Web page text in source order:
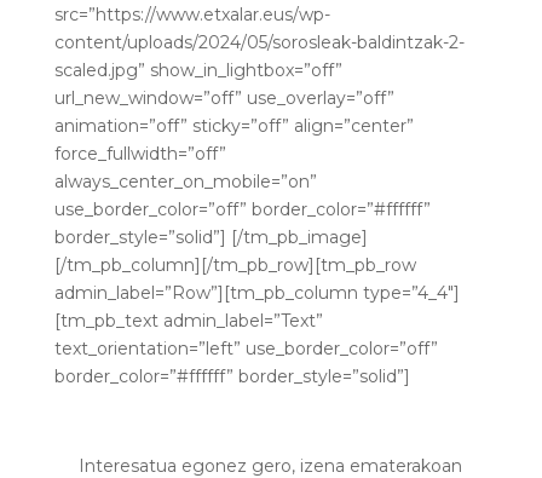
src=”https://www.etxalar.eus/wp-
content/uploads/2024/05/sorosleak-baldintzak-2-
scaled.jpg” show_in_lightbox=”off”
url_new_window=”off” use_overlay=”off”
animation=”off” sticky=”off” align=”center”
force_fullwidth=”off”
always_center_on_mobile=”on”
use_border_color=”off” border_color=”#ffffff”
border_style=”solid”] [/tm_pb_image]
[/tm_pb_column][/tm_pb_row][tm_pb_row
admin_label=”Row”][tm_pb_column type=”4_4″]
[tm_pb_text admin_label=”Text”
text_orientation=”left” use_border_color=”off”
border_color=”#ffffff” border_style=”solid”]
Interesatua egonez gero, izena ematerakoan